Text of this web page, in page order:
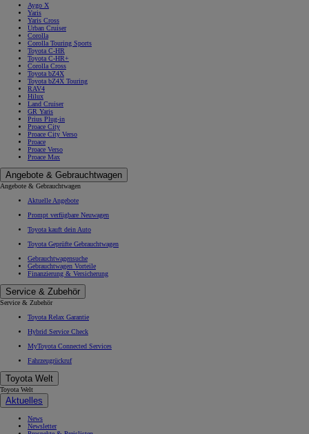
Aygo X
Yaris
Yaris Cross
Urban Cruiser
Corolla
Corolla Touring Sports
Toyota C-HR
Toyota C-HR+
Corolla Cross
Toyota bZ4X
Toyota bZ4X Touring
RAV4
Hilux
Land Cruiser
GR Yaris
Prius Plug-in
Proace City
Proace City Verso
Proace
Proace Verso
Proace Max
Angebote & Gebrauchtwagen
Angebote & Gebrauchtwagen
Aktuelle Angebote
Prompt verfügbare Neuwagen
Toyota kauft dein Auto
Toyota Geprüfte Gebrauchtwagen
Gebrauchtwagensuche
Gebrauchtwagen Vorteile
Finanzierung & Versicherung
Service & Zubehör
Service & Zubehör
Toyota Relax Garantie
Hybrid Service Check
MyToyota Connected Services
Fahrzeugrückruf
Toyota Welt
Toyota Welt
Aktuelles
News
Newsletter